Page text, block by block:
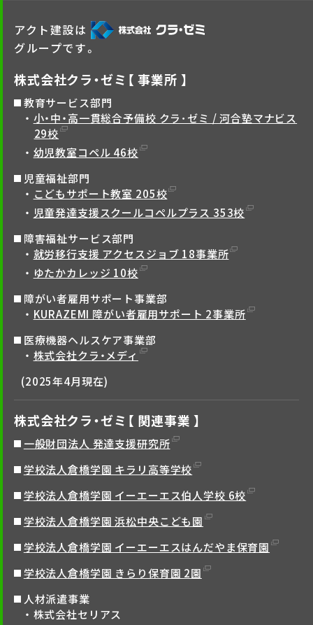
アクト建設は
グループです。
株式会社クラ・ゼミ【 事業所 】
教育サービス部門
小・中・高一貫総合予備校 クラ･ゼミ / 河合塾マナビス
29校
幼児教室コペル 46校
児童福祉部門
こどもサポート教室 205校
児童発達支援スクールコペルプラス 353校
障害福祉サービス部門
就労移行支援 アクセスジョブ 18事業所
ゆたかカレッジ 10校
障がい者雇用サポート事業部
KURAZEMI 障がい者雇用サポート 2事業所
医療機器ヘルスケア事業部
株式会社クラ・メディ
(2025年4月現在)
株式会社クラ・ゼミ【 関連事業 】
一般財団法人 発達支援研究所
学校法人倉橋学園 キラリ高等学校
学校法人倉橋学園 イーエーエス伯人学校 6校
学校法人倉橋学園 浜松中央こども園
学校法人倉橋学園 イーエーエスはんだやま保育園
学校法人倉橋学園 きらり保育園 2園
人材派遣事業
株式会社セリアス